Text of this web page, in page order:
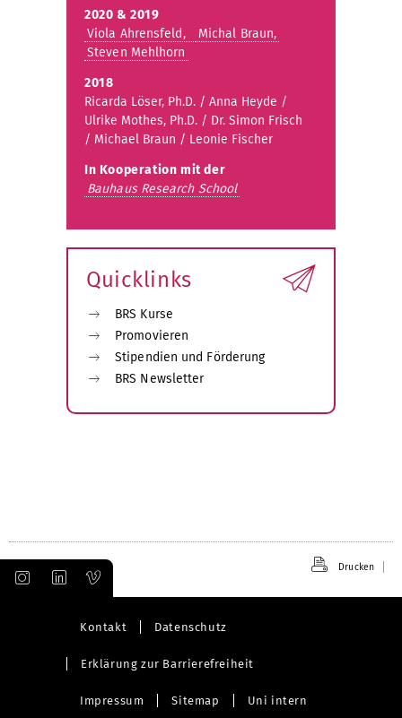
2020 & 2019
Viola Ahrensfeld,
Michal Braun,
Steven Mehlhorn
2018
Ricarda Löser, Ph.D. / Anna Heyde /
Ulrike Mothes, Ph.D. / Dr. Simon Frisch
/ Michael Braun / Leonie Fischer
In Kooperation mit der
Bauhaus Research School
Quicklinks
BRS Kurse
Promovieren
Stipendien und Förderung
BRS Newsletter
Drucken
Kontakt Datenschutz
Erklärung zur Barrierefreiheit
Impressum Sitemap Uni intern